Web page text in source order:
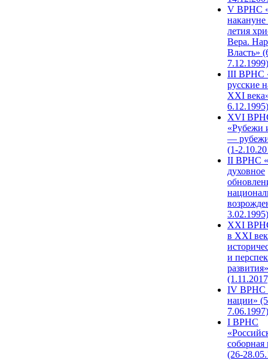
V ВРНС
накануне
летия
Вера.
Власть»
7.12.1999)
III ВРНС
русские
XXI
6.12.1995)
XVI
«Рубежи
—
(1-
II ВРНС
духовное
3.02.1995)
XХI
в XXI
и
развития»
IV ВРНС
нации»
7.06.1997)
I ВРНС
(26-